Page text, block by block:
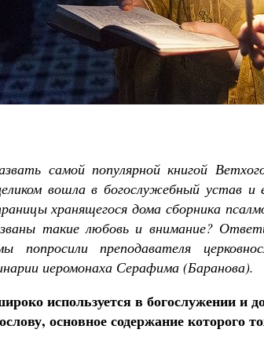
самой популярной книгой
вошла в богослужебный устав
хранящегося дома сборника
такие любовь и внимание?
преподавателя
иеромонаха Серафима (Баранова).
используется в богослужении и
основное содержание которого